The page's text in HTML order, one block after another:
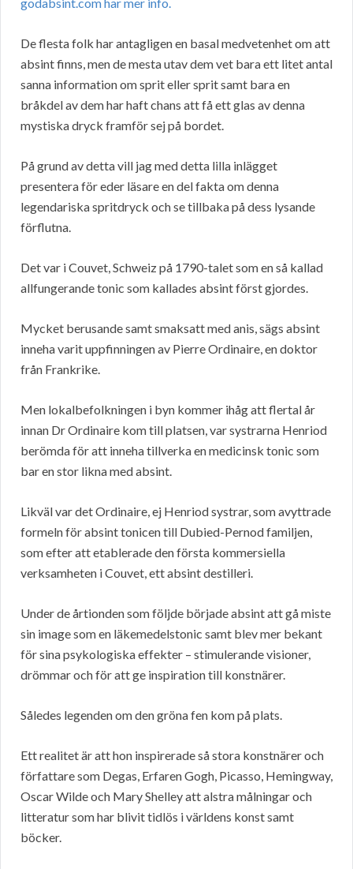
De flesta folk har antagligen en basal medvetenhet om att
absint finns, men de mesta utav dem vet bara ett litet antal
sanna information om sprit eller sprit samt bara en
bråkdel av dem har haft chans att få ett glas av denna
mystiska dryck framför sej på bordet.
På grund av detta vill jag med detta lilla inlägget
presentera för eder läsare en del fakta om denna
legendariska spritdryck och se tillbaka på dess lysande
förflutna.
Det var i Couvet, Schweiz på 1790-talet som en så kallad
allfungerande tonic som kallades absint först gjordes.
Mycket berusande samt smaksatt med anis, sägs absint
inneha varit uppfinningen av Pierre Ordinaire, en doktor
från Frankrike.
Men lokalbefolkningen i byn kommer ihåg att flertal år
innan Dr Ordinaire kom till platsen, var systrarna Henriod
berömda för att inneha tillverka en medicinsk tonic som
bar en stor likna med absint.
Likväl var det Ordinaire, ej Henriod systrar, som avyttrade
formeln för absint tonicen till Dubied-Pernod familjen,
som efter att etablerade den första kommersiella
verksamheten i Couvet, ett absint destilleri.
Under de årtionden som följde började absint att gå miste
sin image som en läkemedelstonic samt blev mer bekant
för sina psykologiska effekter – stimulerande visioner,
drömmar och för att ge inspiration till konstnärer.
Således legenden om den gröna fen kom på plats.
Ett realitet är att hon inspirerade så stora konstnärer och
författare som Degas, Erfaren Gogh, Picasso, Hemingway,
Oscar Wilde och Mary Shelley att alstra målningar och
litteratur som har blivit tidlös i världens konst samt
böcker.